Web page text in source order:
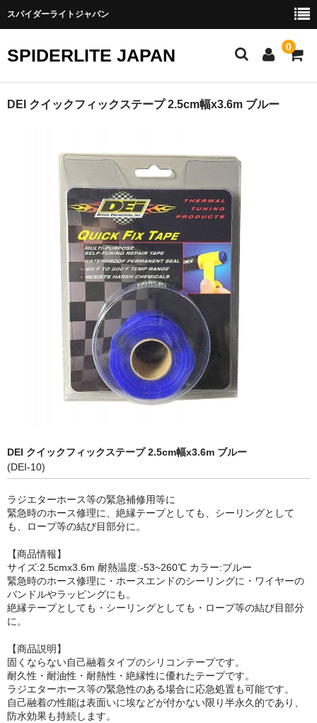
スパイダーライトジャパン
SPIDERLITE JAPAN 0
ホーム
DJ DEMIO
その他雨宮商品
ホイルパーツ
LINK JAPAN
お問い合わせ
Contact form
Sitemap
DEI クイックフィックステープ 2.5cm幅x3.6m ブルー
DEI クイックフィックステープ 2.5cm幅x3.6m ブルー
(DEI-10)
ラジエターホース等の緊急補修用等に
緊急時のホース修理に、絶縁テープとしても、シーリングとして
も、ロープ等の結び目部分に。
【商品情報】
サイズ:2.5cmx3.6m 耐熱温度:-53~260℃ カラー:ブルー
緊急時のホース修理に・ホースエンドのシーリングに・ワイヤーの
バンドルやラッピングにも。
絶縁テープとしても・シーリングとしても・ロープ等の結び目部分
に。
【商品説明】
固くならない自己融着タイプのシリコンテープです。
耐久性・耐油性・耐熱性・絶縁性に優れたテープです。
ラジエターホース等の緊急性のある場合に応急処置も可能です。
自己融着の性能は表面いに埃などが付かない限り半永久的であり、
防水効果も持続します。